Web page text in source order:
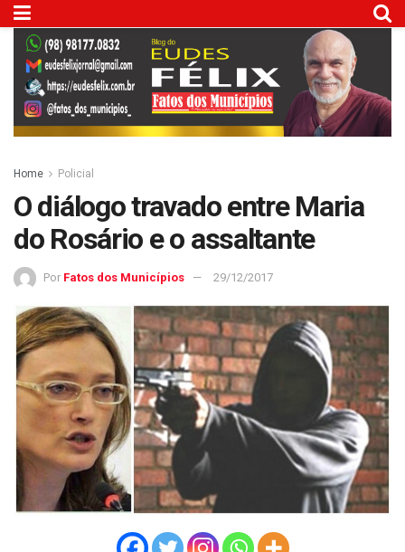
Home Policial
O diálogo travado entre Maria
do Rosário e o assaltante
Por Fatos dos Municípios 29/12/2017